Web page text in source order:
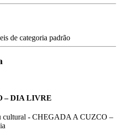
de categoria padrão
– DIA LIVRE